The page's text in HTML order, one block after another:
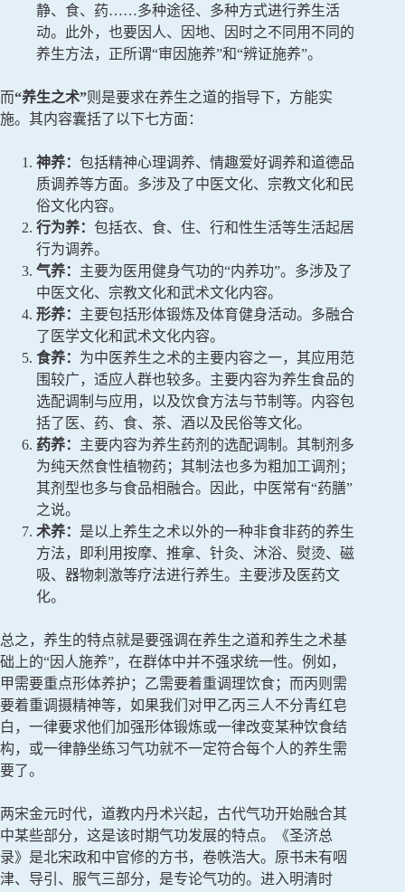
静、食、药……多种途径、多种方式进行养生活
动。此外，也要因人、因地、因时之不同用不同的
养生方法，正所谓“审因施养”和“辨证施养”。
而“养生之术”则是要求在养生之道的指导下，方能实
施。其内容囊括了以下七方面：
神养： 包括精神心理调养、情趣爱好调养和道德品
质调养等方面。多涉及了中医文化、宗教文化和民
俗文化内容。
行为养： 包括衣、食、住、行和性生活等生活起居
行为调养。
气养： 主要为医用健身气功的“内养功”。多涉及了
中医文化、宗教文化和武术文化内容。
形养： 主要包括形体锻炼及体育健身活动。多融合
了医学文化和武术文化内容。
食养： 为中医养生之术的主要内容之一，其应用范
围较广，适应人群也较多。主要内容为养生食品的
选配调制与应用，以及饮食方法与节制等。内容包
括了医、药、食、茶、酒以及民俗等文化。
药养： 主要内容为养生药剂的选配调制。其制剂多
为纯天然食性植物药；其制法也多为粗加工调剂；
其剂型也多与食品相融合。因此，中医常有“药膳”
之说。
术养： 是以上养生之术以外的一种非食非药的养生
方法，即利用按摩、推拿、针灸、沐浴、熨烫、磁
吸、器物刺激等疗法进行养生。主要涉及医药文
化。
总之，养生的特点就是要强调在养生之道和养生之术基
础上的“因人施养”，在群体中并不强求统一性。例如，
甲需要重点形体养护；乙需要着重调理饮食；而丙则需
要着重调摄精神等，如果我们对甲乙丙三人不分青红皂
白，一律要求他们加强形体锻炼或一律改变某种饮食结
构，或一律静坐练习气功就不一定符合每个人的养生需
要了。
两宋金元时代，道教内丹术兴起，古代气功开始融合其
中某些部分，这是该时期气功发展的特点。《圣济总
录》是北宋政和中官修的方书，卷帙浩大。原书未有咽
津、导引、服气三部分，是专论气功的。进入明清时